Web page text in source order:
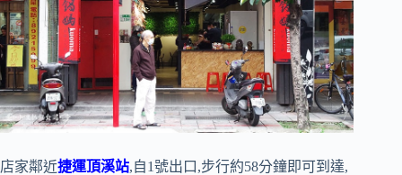
店家鄰近捷運頂溪站,自1號出口,步行約58分鐘即可到達,